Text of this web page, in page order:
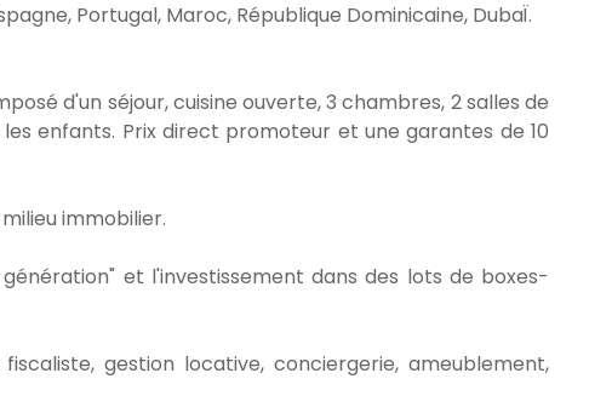
Portugal, Maroc, République Dominicaine, DubaÏ.
d'un séjour, cuisine ouverte, 3 chambres, 2 salles de
enfants. Prix direct promoteur et une garantes de 10
immobilier.
et l'investissement dans des lots de boxes-
gestion locative, conciergerie, ameublement,